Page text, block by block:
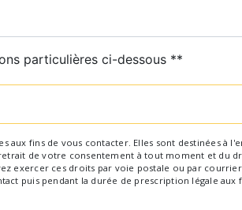
particulières ci-dessous **
fins de vous contacter. Elles sont destinées à
de votre consentement à tout moment et du
exercer ces droits par voie postale ou par
puis pendant la durée de prescription légale